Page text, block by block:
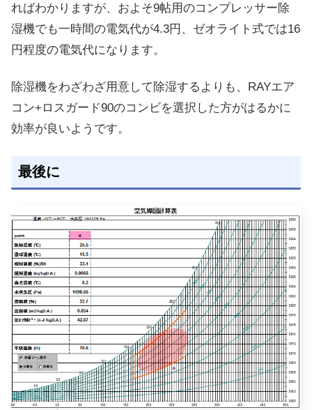
ればわかりますが、およそ9帖用のコンプレッサー除
湿機でも一時間の電気代が4.3円、ゼオライト式では16
円程度の電気代になります。
除湿機をわざわざ用意して除湿するよりも、RAYエア
コン+ロスガード90のコンビを選択した方がはるかに
効率が良いようです。
最後に